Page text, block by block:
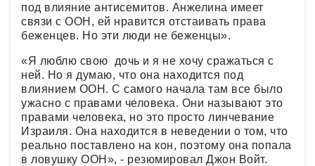
под влияние антисемитов. Анжелина имеет
связи с ООН, ей нравится отстаивать права
беженцев. Но эти люди не беженцы».
«Я люблю свою дочь и я не хочу сражаться с
ней. Но я думаю, что она находится под
влиянием ООН. С самого начала там все было
ужасно с правами человека. Они называют это
правами человека, но это просто линчевание
Израиля. Она находится в неведении о том, что
реально поставлено на кон, поэтому она попала
в ловушку ООН», - резюмировал Джон Войт.